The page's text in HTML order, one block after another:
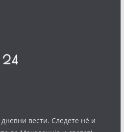
вести. Следете нè и